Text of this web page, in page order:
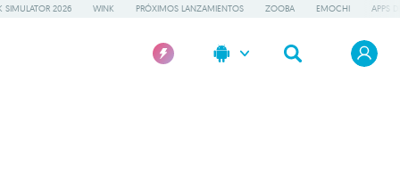
SIMULATOR 2026 WINK PRÓXIMOS LANZAMIENTOS ZOOBA EMOCHI APPS